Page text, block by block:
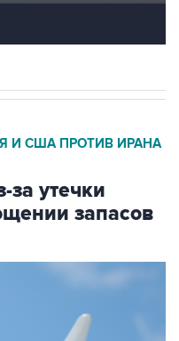
И США ПРОТИВ ИРАНА
за утечки
запасов